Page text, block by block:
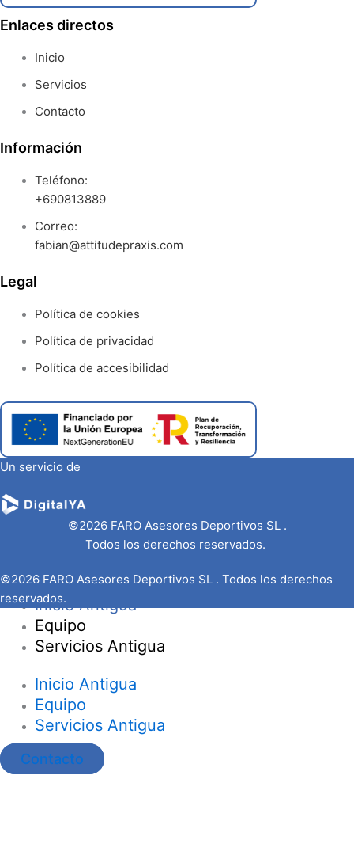
Enlaces directos
Inicio
Servicios
Contacto
Información
Teléfono:
+690813889
Correo:
fabian@attitudepraxis.com
Legal
Política de cookies
Política de privacidad
Política de accesibilidad
Un servicio de
©2026 FARO Asesores Deportivos SL .
Todos los derechos reservados.
©2026 FARO Asesores Deportivos SL . Todos los derechos
reservados.Inicio Antigua
Equipo
Servicios Antigua
Inicio Antigua
Equipo
Servicios Antigua
Contacto